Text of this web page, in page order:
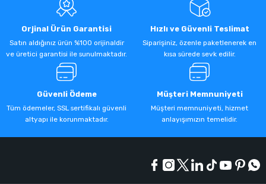
Orjinal Ürün Garantisi
Satın aldığınız ürün %100 orijinaldir
ve üretici garantisi ile sunulmaktadır.
Hızlı ve Güvenli Teslimat
Siparişiniz, özenle paketlenerek en
kısa sürede sevk edilir.
Güvenli Ödeme
Tüm ödemeler, SSL sertifikalı güvenli
altyapı ile korunmaktadır.
Müşteri Memnuniyeti
Müşteri memnuniyeti, hizmet
anlayışımızın temelidir.